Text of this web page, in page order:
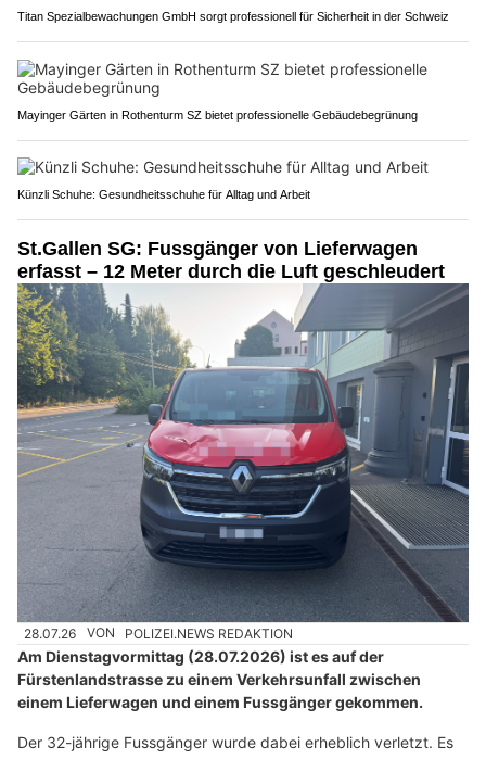
Titan Spezialbewachungen GmbH sorgt professionell für Sicherheit in der Schweiz
Mayinger Gärten in Rothenturm SZ bietet professionelle Gebäudebegrünung
Künzli Schuhe: Gesundheitsschuhe für Alltag und Arbeit
St.Gallen SG: Fussgänger von Lieferwagen
erfasst – 12 Meter durch die Luft geschleudert
28.07.26 VON POLIZEI.NEWS REDAKTION
Am Dienstagvormittag (28.07.2026) ist es auf der
Fürstenlandstrasse zu einem Verkehrsunfall zwischen
einem Lieferwagen und einem Fussgänger gekommen.
Der 32-jährige Fussgänger wurde dabei erheblich verletzt. Es